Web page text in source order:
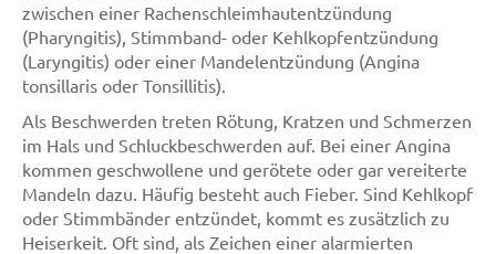
zwischen einer Rachenschleimhautentzündung
(Pharyngitis), Stimmband- oder Kehlkopfentzündung
(Laryngitis) oder einer Mandelentzündung (Angina
tonsillaris oder Tonsillitis).
Als Beschwerden treten Rötung, Kratzen und Schmerzen
im Hals und Schluckbeschwerden auf. Bei einer Angina
kommen geschwollene und gerötete oder gar vereiterte
Mandeln dazu. Häufig besteht auch Fieber. Sind Kehlkopf
oder Stimmbänder entzündet, kommt es zusätzlich zu
Heiserkeit. Oft sind, als Zeichen einer alarmierten